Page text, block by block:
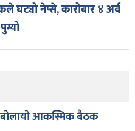
घट्यो नेप्से, कारोबार ४ अर्ब
बोलायो आकस्मिक बैठक